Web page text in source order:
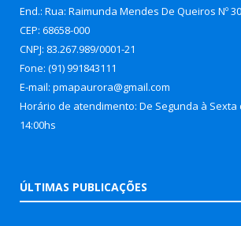
End.: Rua: Raimunda Mendes De Queiros Nº
CEP: 68658-000
CNPJ: 83.267.989/0001-21
Fone: (91) 991843111
E-mail: pmapaurora@gmail.com
Horário de atendimento: De Segunda à Sexta
14:00hs
ÚLTIMAS PUBLICAÇÕES